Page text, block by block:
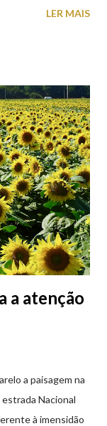
homenageiam a
LER MAIS
a atenção
a paisagem na
Nacional
à imensidão